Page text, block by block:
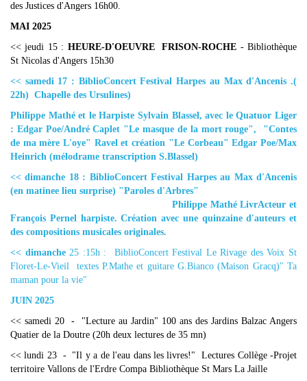
des Justices d'Angers 16h00.
MAI 2025
<< jeudi 15 : HEURE-D'OEUVRE FRISON-ROCHE - Bibliothèque
St Nicolas d'Angers 15h30
<< samedi 17 : BiblioConcert Festival Harpes au Max d'Ancenis .(
22h) Chapelle des Ursulines)
Philippe Mathé et le Harpiste Sylvain Blassel, avec le Quatuor Liger
: Edgar Poe/André Caplet "Le masque de la mort rouge", "Contes
de ma mère L'oye" Ravel et création "Le Corbeau" Edgar Poe/Max
Heinrich (mélodrame transcription S.Blassel)
<< dimanche 18 : BiblioConcert Festival Harpes au Max d'Ancenis
(en matinee lieu surprise) "Paroles d'Arbres"
Philippe Mathé LivrActeur et
François Pernel harpiste. Création avec une quinzaine d'auteurs et
des compositions musicales originales.
<< dimanche25 :15h : BiblioConcert Festival Le Rivage des Voix St
Floret-Le-Vieil textes P.Mathe et guitare G.Bianco (Maison Gracq)" Ta
maman pour la vie"
JUIN 2025
<< samedi 20 - "Lecture au Jardin" 100 ans des Jardins Balzac Angers
Quatier de la Doutre (20h deux lectures de 35 mn)
<< lundi 23 - "Il y a de l'eau dans les livres!" Lectures Collège -Projet
territoire Vallons de l'Erdre Compa Bibliothèque St Mars La Jaille